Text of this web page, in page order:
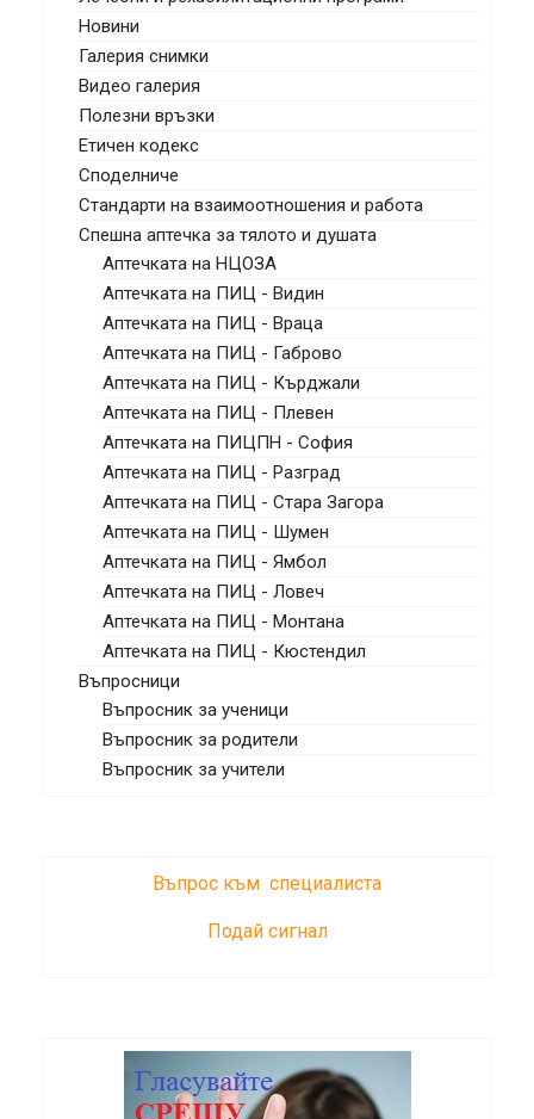
Новини
Галерия снимки
Видео галерия
Полезни връзки
Етичен кодекс
Споделниче
Стандарти на взаимоотношения и работа
Спешна аптечка за тялото и душата
Аптечката на НЦОЗА
Аптечката на ПИЦ - Видин
Аптечката на ПИЦ - Враца
Аптечката на ПИЦ - Габрово
Аптечката на ПИЦ - Кърджали
Аптечката на ПИЦ - Плевен
Аптечката на ПИЦПН - София
Аптечката на ПИЦ - Разград
Аптечката на ПИЦ - Стара Загора
Аптечката на ПИЦ - Шумен
Аптечката на ПИЦ - Ямбол
Аптечката на ПИЦ - Ловеч
Аптечката на ПИЦ - Монтана
Аптечката на ПИЦ - Кюстендил
Въпросници
Въпросник за ученици
Въпросник за родители
Въпросник за учители
Въпрос към специалиста
Подай сигнал